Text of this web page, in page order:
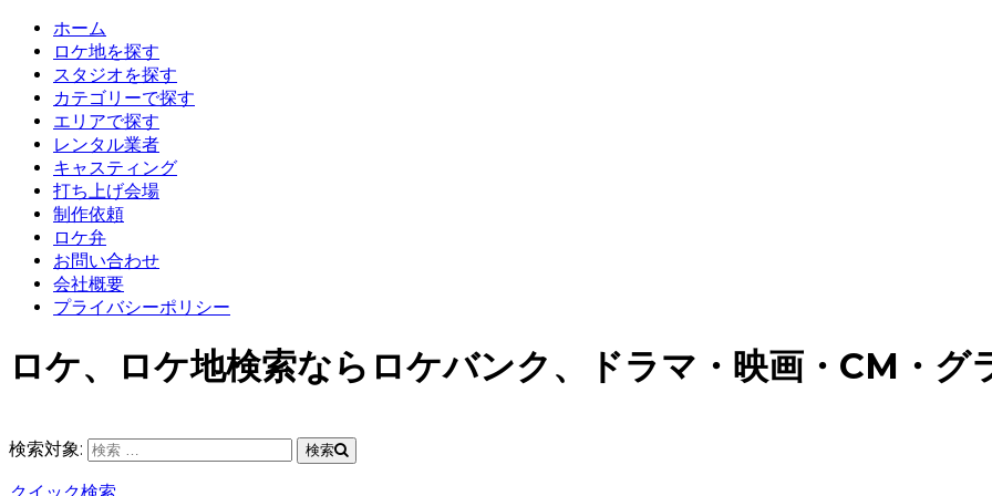
ホーム
ロケ地を探す
スタジオを探す
カテゴリーで探す
エリアで探す
レンタル業者
キャスティング
打ち上げ会場
制作依頼
ロケ弁
お問い合わせ
会社概要
プライバシーポリシー
ロケ、ロケ地検索ならロケバンク、ドラマ・映画・CM・グ
検索対象: 検索